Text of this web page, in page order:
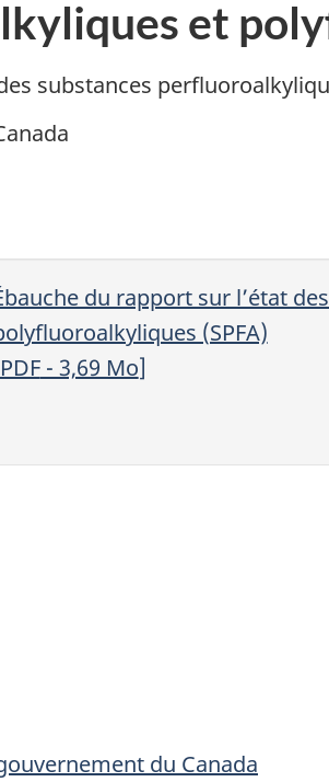
et
substances
du rapport sur l’état
(SPFA)
PDF- 3,69 Mo]
du Canada